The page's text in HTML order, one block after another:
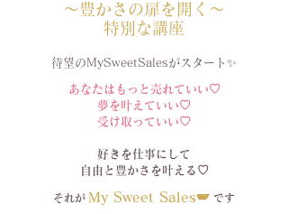
〜豊かさの扉を開く〜
特別な講座
待望のMySweetSalesがスタート✨
あなたはもっと売れていい♡
夢を叶えていい♡
​受け取っていい♡
好きを仕事にして
自由と豊かさを叶える♡
それが My Sweet Sales🪽 です